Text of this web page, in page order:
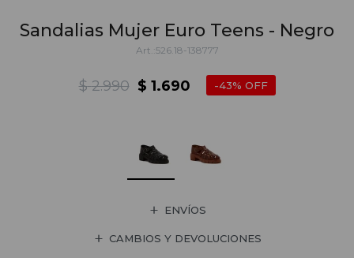
Sandalias Mujer Euro Teens - Negro
526.18-138777
$ 1.690
$ 2.990 43
ENVÍOS
CAMBIOS Y DEVOLUCIONES